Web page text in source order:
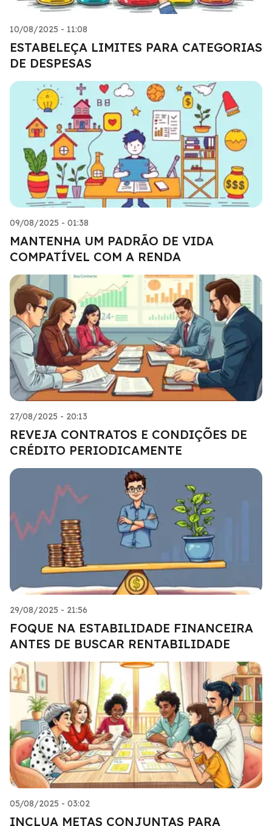
10/08/2025 - 11:08
ESTABELEÇA LIMITES PARA CATEGORIAS
DE DESPESAS
09/08/2025 - 01:38
MANTENHA UM PADRÃO DE VIDA
COMPATÍVEL COM A RENDA
27/08/2025 - 20:13
REVEJA CONTRATOS E CONDIÇÕES DE
CRÉDITO PERIODICAMENTE
29/08/2025 - 21:56
FOQUE NA ESTABILIDADE FINANCEIRA
ANTES DE BUSCAR RENTABILIDADE
05/08/2025 - 03:02
INCLUA METAS CONJUNTAS PARA